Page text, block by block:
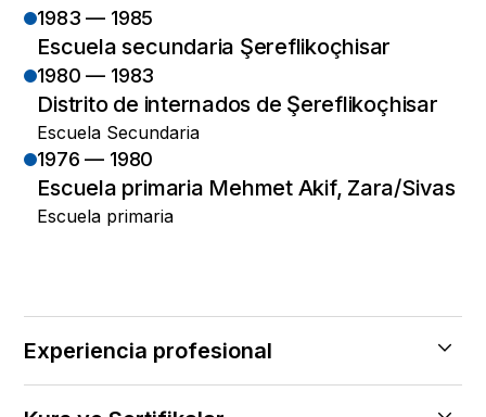
1983 — 1985
Escuela secundaria Şereflikoçhisar
1980 — 1983
Distrito de internados de Şereflikoçhisar
Escuela Secundaria
1976 — 1980
Escuela primaria Mehmet Akif, Zara/Sivas
Escuela primaria
Experiencia profesional